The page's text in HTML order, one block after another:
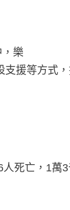
樂
援等方式
死亡，1萬